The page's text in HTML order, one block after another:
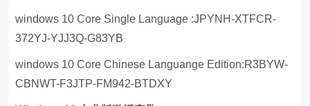
windows 10 Core Single Language :JPYNH-XTFCR-
372YJ-YJJ3Q-G83YB
windows 10 Core Chinese Languange Edition:R3BYW-
CBNWT-F3JTP-FM942-BTDXY